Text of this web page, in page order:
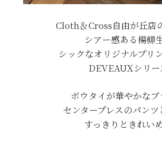
Cloth＆Cross自由が丘店
シアー感ある楊柳
シックなオリジナルプリ
DEVEAUXシリー
ボウタイが華やかな
センタープレスのパン
すっきりときれいめ